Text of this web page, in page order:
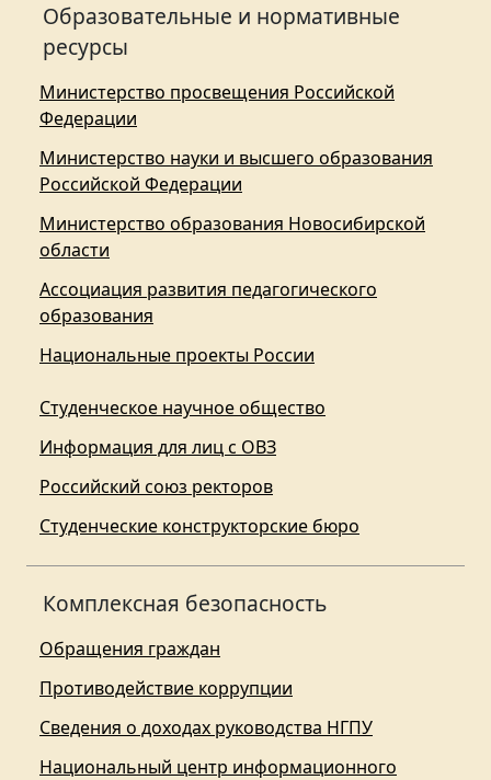
Образовательные и нормативные
ресурсы
Министерство просвещения Российской
Федерации
Министерство науки и высшего образования
Российской Федерации
Министерство образования Новосибирской
области
Ассоциация развития педагогического
образования
Национальные проекты России
Студенческое научное общество
Информация для лиц с ОВЗ
Российский союз ректоров
Студенческие конструкторские бюро
Комплексная безопасность
Обращения граждан
Противодействие коррупции
Сведения о доходах руководства НГПУ
Национальный центр информационного